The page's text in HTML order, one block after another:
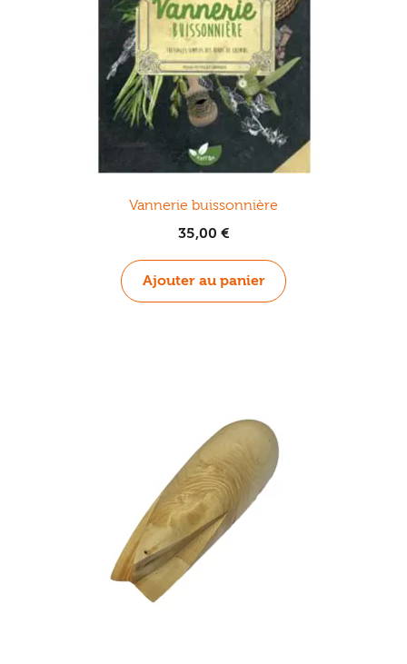
Vannerie buissonnière
35,00 €
Ajouter au panier